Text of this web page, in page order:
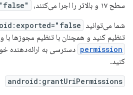
سطح ۱۷ و بالاتر را اجرا می‌کنند،
"false"
شما می‌توانید
تنظیم کنید و همچنان با تنظیم مجوزها با
permission دسترسی به ارائه‌دهنده
کنید.
android:grantUriPermissions